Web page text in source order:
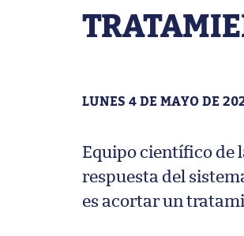
LUNES 4 DE MAYO DE
Equipo científico de
respuesta del
es acortar un